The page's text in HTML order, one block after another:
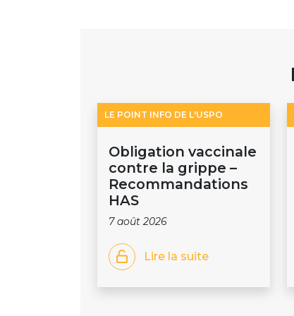
LE POINT INFO DE L'USPO
Obligation vaccinale
contre la grippe –
Recommandations
HAS
7 août 2026
Lire la suite